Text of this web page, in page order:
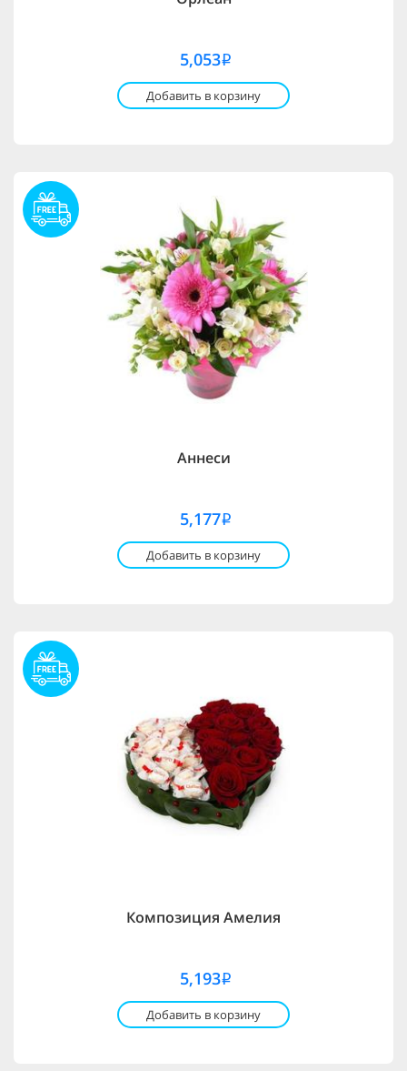
5,053i
Добавить в корзину
Аннеси
5,177i
Добавить в корзину
Композиция Амелия
5,193i
Добавить в корзину